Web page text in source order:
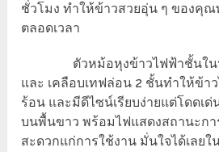
ชั่วโมง ทำให้ข้าวสวยอุ่น ๆ ของคุ
ตลอดเวลา
ตัวหม้อหุงข้าวไฟฟ้าชั้นใน
และ เคลือบเทฟล่อน 2 ชั้นทำให้ข้
ร้อน และมีดีไซน์เรียบง่ายแต่โดดเ
บนพื้นขาว พร้อมไฟแสดงสถานะก
สะดวกแก่การใช้งาน มั่นใจได้เลย